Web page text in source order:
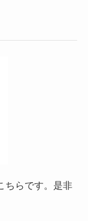
ちらです。是非